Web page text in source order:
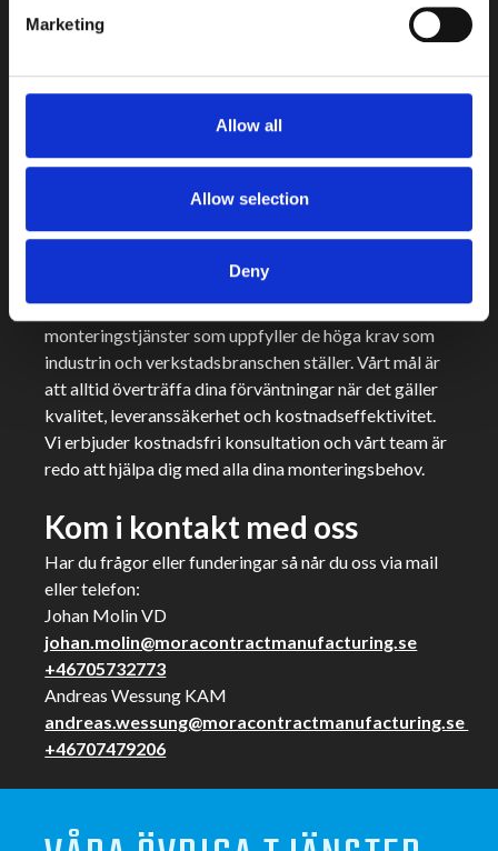
Marketing
Allow all
Allow selection
Deny
att uppfylla dina specifika behov, oavsett
Nationell täckning – vi är stolta över att kunna
erbjuda våra monteringstjänster till kunder över
hela Sverige, från norr till söder.
Erfarenhet – vi har varit i branschen sedan 1997
Kvalitetssäker montering för
Vi på MCM är stolta över att leverera
monteringstjänster som uppfyller de höga krav som
industrin och verkstadsbranschen ställer. Vårt mål är
att alltid överträffa dina förväntningar när det gäller
kvalitet, leveranssäkerhet och kostnadseffektivitet.
Vi erbjuder kostnadsfri konsultation och vårt team är
redo att hjälpa dig med alla dina monteringsbehov.
Kom i kontakt med oss
Har du frågor eller funderingar så når du oss via mail
eller telefon:
Johan Molin VD
johan.molin@moracontractmanufacturing.se
+46705732773
Andreas Wessung KAM
andreas.wessung@moracontractmanufacturing.se
+46707479206